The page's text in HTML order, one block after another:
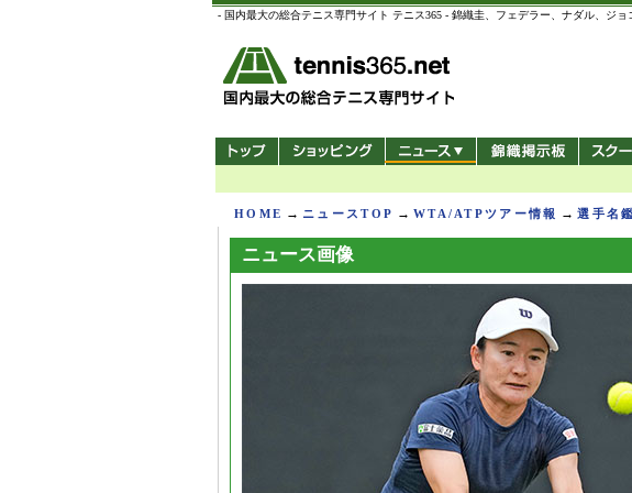
- 国内最大の総合テニス専門サイト テニス365 - 錦織圭、フェデラー、ナダル、ジ
HOME → ニュースTOP →WTA/ATPツアー情報 →選手名
ニュース画像